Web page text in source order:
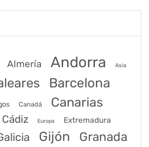
Almería Andorra Asia
Barcelona
Canadá Canarias
Cádiz Europa Extremadura
Gijón Granada